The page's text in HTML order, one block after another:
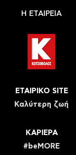
Η ΕΤΑΙΡΕΙΑ
ΕΤΑΙΡΙΚΟ SITE
Καλύτερη ζωή
ΚΑΡΙΕΡΑ
#beMORE